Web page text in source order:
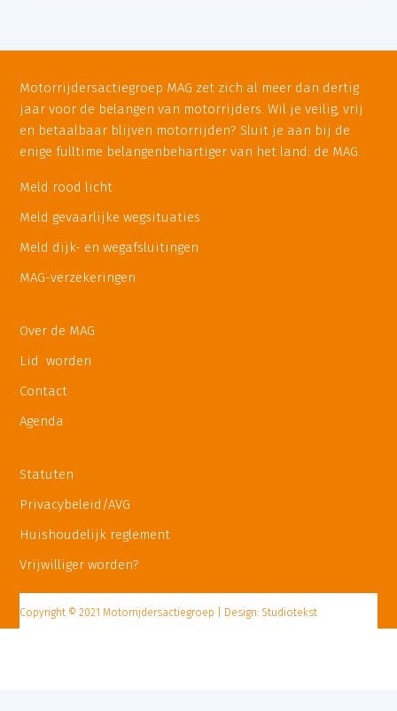
Meld rood licht
Meld gevaarlijke wegsituaties
Meld dijk- en wegafsluitingen
MAG-verzekeringen
Over de MAG
Lid worden
Contact
Agenda
Statuten
Privacybeleid/AVG
Huishoudelijk reglement
Vrijwilliger worden?
Motorrijdersactiegroep MAG zet zich al meer dan dertig
jaar voor de belangen van motorrijders. Wil je veilig, vrij
en betaalbaar blijven motorrijden? Sluit je aan bij de
enige fulltime belangenbehartiger van het land: de MAG.
Copyright © 2021 Motorrijdersactiegroep | Design: Studiotekst